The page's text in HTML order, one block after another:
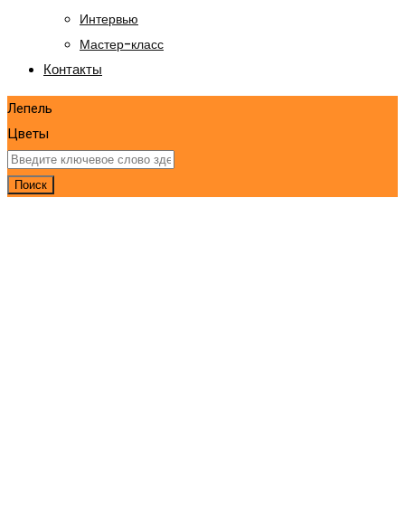
Интервью
Мастер-класс
Контакты
Лепель
Цветы
Поиск